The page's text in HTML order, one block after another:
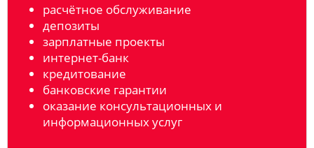
расчётное обслуживание
депозиты
зарплатные проекты
интернет-банк
кредитование
банковские гарантии
оказание консультационных и
информационных услуг